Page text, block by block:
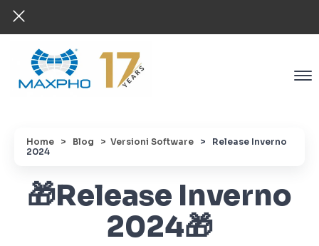
Home > Blog > Versioni Software > Release Inverno
2024
🎁Release Inverno
2024🎁